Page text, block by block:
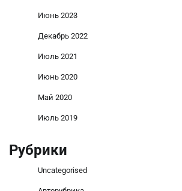
Июнь 2023
Декабрь 2022
Июль 2021
Июнь 2020
Май 2020
Июль 2019
Рубрики
Uncategorised